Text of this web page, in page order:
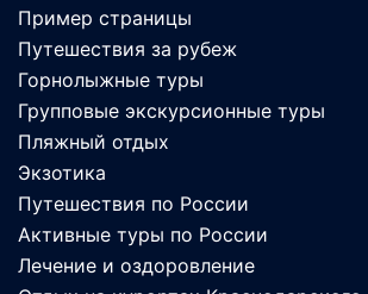
Пример страницы
Путешествия за рубеж
Горнолыжные туры
Групповые экскурсионные туры
Пляжный отдых
Экзотика
Путешествия по России
Активные туры по России
Лечение и оздоровление